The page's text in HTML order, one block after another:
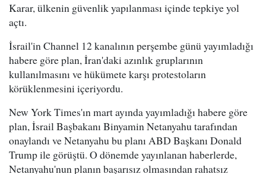
Karar, ülkenin güvenlik yapılanması içinde tepkiye yol
açtı.
İsrail'in Channel 12 kanalının perşembe günü yayımladığı
habere göre plan, İran'daki azınlık gruplarının
kullanılmasını ve hükümete karşı protestoların
körüklenmesini içeriyordu.
New York Times'ın mart ayında yayımladığı habere göre
plan, İsrail Başbakanı Binyamin Netanyahu tarafından
onaylandı ve Netanyahu bu planı ABD Başkanı Donald
Trump ile görüştü. O dönemde yayınlanan haberlerde,
Netanyahu'nun planın başarısız olmasından rahatsız